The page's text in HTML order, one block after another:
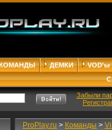
ДЕМКИ
VOD'ы
Забыли
ProPlay.ru > Команды >